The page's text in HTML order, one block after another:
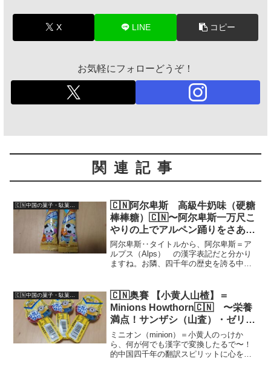
X LINE コピー
お気軽にフォローどうぞ！
関連記事
🇨🇳阿尔卑斯 高級牛奶味（硬糖
棒棒糖）🇨🇳〜阿尔卑斯一万尺こ
やりの上でアルペン踊りをさあ踊
りましょ‥〜
阿尔卑斯‥タイトルから、阿尔卑斯＝ア
ルプス（Alps） の漢字表記だと分かり
ますね。お隣、四千年の歴史を誇る中國
おります。【不良食品】と呼ばれる韓
国、同じく【零食...
🇨🇳中国の菓子・駄菓子（Chinese-snack/candy）
🇨🇳奥賽 【小黄人山楂】＝
Minions Howthorn🇨🇳 〜栄養
満点！サンザシ（山査）・ゼリー
が、本気で美味しい件〜
ミニオン（minion）＝小黄人のっけか
ら、何が何でも漢字で変換したるで〜！
的中国四千年の翻訳スピリットに心を鷲